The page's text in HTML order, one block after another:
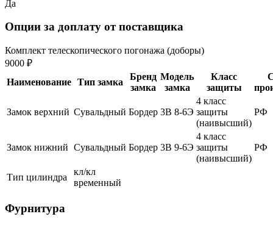
Да
Опции за доплату от поставщика
Комплект телескопического погонажа (доборы)
9000 ₽
Наименование Тип замка
Бренд
замка
Модель
замка
Класс
защиты
Замок верхний Сувальдный Бордер 3В 8-6Э
4 класс
защиты
(наивысший)
РФ
Замок нижний Сувальдный Бордер 3В 9-6Э
4 класс
защиты
(наивысший)
РФ
Тип цилиндра
кл/кл
временный
Фурнитура